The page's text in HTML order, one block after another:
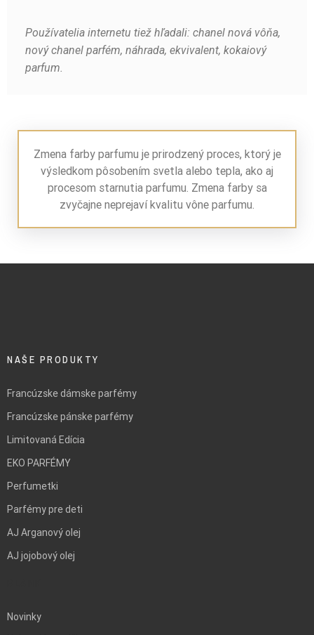
Používatelia internetu tiež hľadali: chanel nová vôňa,
nový chanel parfém, náhrada, ekvivalent, kokaiový
parfum.
Zmena farby parfumu je prirodzený proces, ktorý je
výsledkom pôsobením svetla alebo tepla, ako aj
procesom starnutia parfumu. Zmena farby sa
zvyčajne neprejaví kvalitu vône parfumu.
NAŠE PRODUKTY
Francúzske dámske parfémy
Francúzske pánske parfémy
Limitovaná Edícia
EKO PARFÉMY
Perfumetki
Parfémy pre deti
AJ Arganový olej
AJ jojobový olej
Novinky